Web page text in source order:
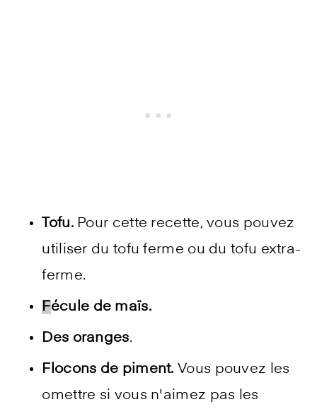
Tofu.Pour cette recette, vous pouvez
utiliser du tofu ferme ou du tofu extra-
ferme.
Fécule de maïs.
Des oranges.
Flocons de piment. Vous pouvez les
omettre si vous n'aimez pas les